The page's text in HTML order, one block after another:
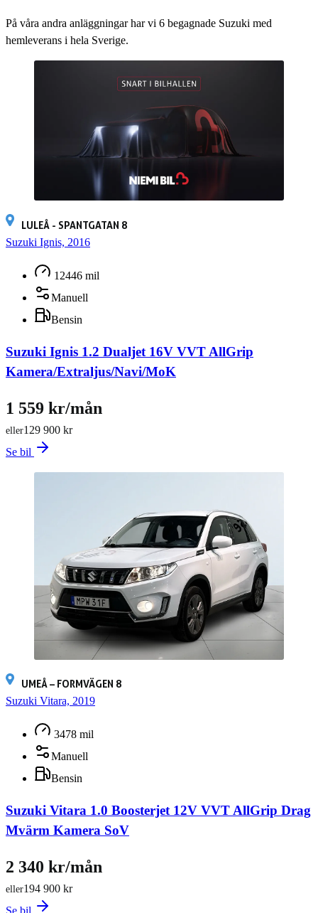
På våra andra anläggningar har vi 6 begagnade Suzuki med
hemleverans i hela Sverige.
LULEÅ - SPANTGATAN 8
Suzuki Ignis, 2016
12446 mil
Manuell
Bensin
Suzuki Ignis 1.2 Dualjet 16V VVT AllGrip
Kamera/Extraljus/Navi/MoK
129 900 kr
eller
1 559 kr/mån
Se bil
UMEÅ – FORMVÄGEN 8
Suzuki Vitara, 2019
3478 mil
Manuell
Bensin
Suzuki Vitara 1.0 Boosterjet 12V VVT AllGrip Drag
Mvärm Kamera SoV
194 900 kr
eller
2 340 kr/mån
Se bil